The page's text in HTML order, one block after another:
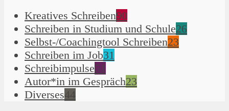
Kreatives Schreiben90
Schreiben in Studium und Schule26
Selbst-/Coachingtool Schreiben23
Schreiben im Job31
Schreibimpulse51
Autor*in im Gespräch23
Diverses44